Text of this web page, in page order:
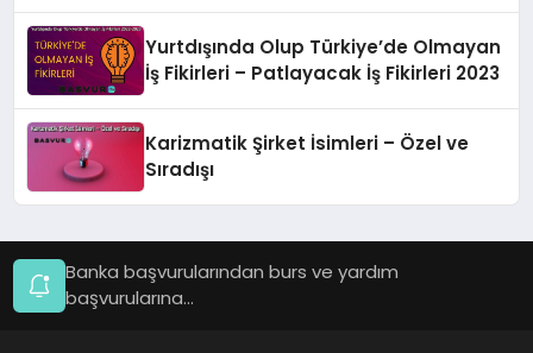
Yurtdışında Olup Türkiye’de Olmayan
İş Fikirleri – Patlayacak İş Fikirleri 2023
Karizmatik Şirket İsimleri – Özel ve
Sıradışı
Banka başvurularından burs ve yardım
başvurularına...